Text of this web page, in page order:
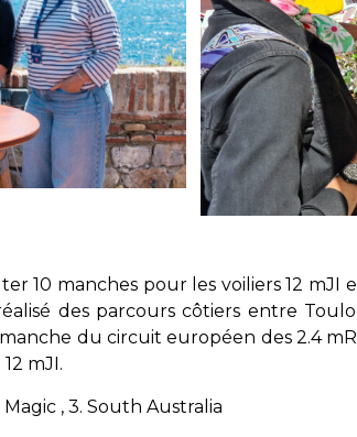
10 manches pour les voiliers 12 mJI
des parcours côtiers entre
du circuit européen des 2.4
mJI.
Magic , 3. South Australia